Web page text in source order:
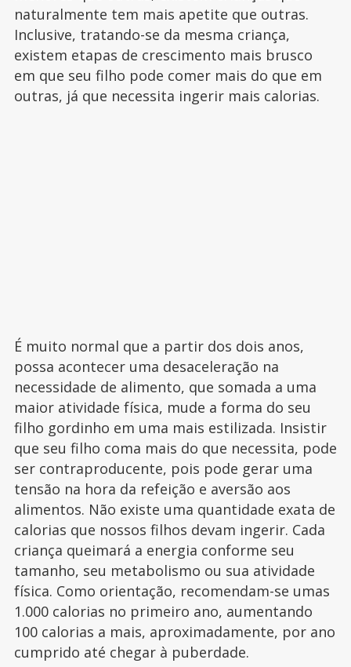
naturalmente tem mais apetite que outras.
Inclusive, tratando-se da mesma criança,
existem etapas de crescimento mais brusco
em que seu filho pode comer mais do que em
outras, já que necessita ingerir mais calorias.
É muito normal que a partir dos dois anos,
possa acontecer uma desaceleração na
necessidade de alimento, que somada a uma
maior atividade física, mude a forma do seu
filho gordinho em uma mais estilizada. Insistir
que seu filho coma mais do que necessita, pode
ser contraproducente, pois pode gerar uma
tensão na hora da refeição e aversão aos
alimentos. Não existe uma quantidade exata de
calorias que nossos filhos devam ingerir. Cada
criança queimará a energia conforme seu
tamanho, seu metabolismo ou sua atividade
física. Como orientação, recomendam-se umas
1.000 calorias no primeiro ano, aumentando
100 calorias a mais, aproximadamente, por ano
cumprido até chegar à puberdade.